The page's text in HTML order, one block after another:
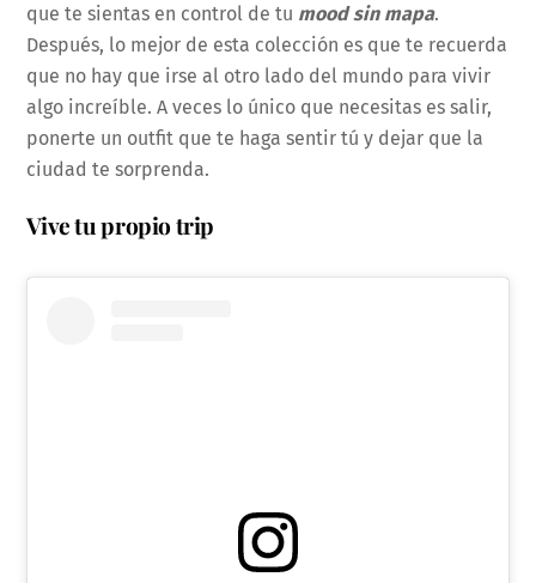
que te sientas en control de tu mood sin mapa.
Después, lo mejor de esta colección es que te recuerda
que no hay que irse al otro lado del mundo para vivir
algo increíble. A veces lo único que necesitas es salir,
ponerte un outfit que te haga sentir tú y dejar que la
ciudad te sorprenda.
Vive tu propio trip